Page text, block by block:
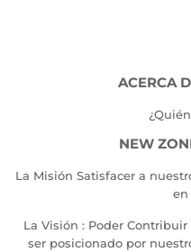
ACERCA
NEW
La Misión Satisfacer a
en
La Visión : Poder
ser posicionado por